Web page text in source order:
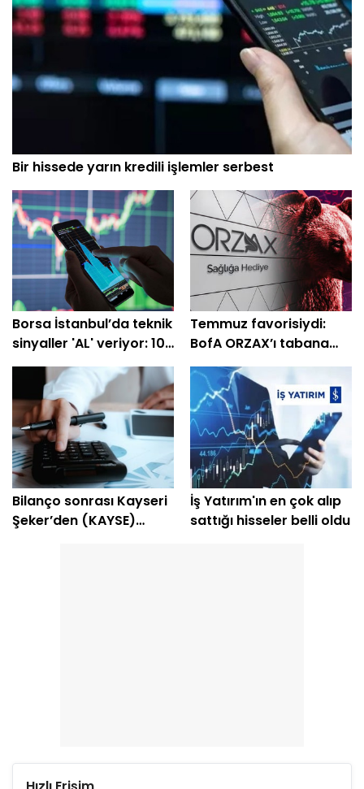
Bir hissede yarın kredili işlemler serbest
Borsa İstanbul’da teknik
sinyaller 'AL' veriyor: 10
hisselik dev liste
Temmuz favorisiydi:
BofA ORZAX’ı tabana
çekti
Bilanço sonrası Kayseri
Şeker’den (KAYSE)
İş Yatırım'ın en çok alıp
sattığı hisseler belli oldu